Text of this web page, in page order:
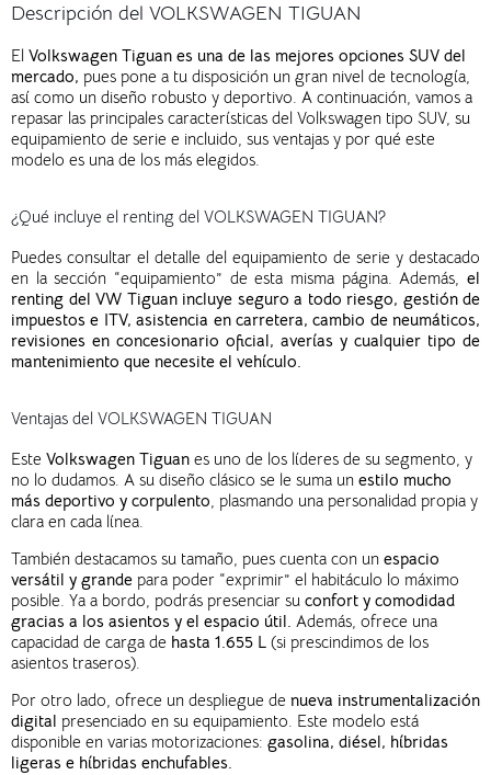
Descripción del VOLKSWAGEN TIGUAN
El Volkswagen Tiguan es una de las mejores opciones SUV del
mercado, pues pone a tu disposición un gran nivel de tecnología,
así como un diseño robusto y deportivo. A continuación, vamos a
repasar las principales características del Volkswagen tipo SUV, su
equipamiento de serie e incluido, sus ventajas y por qué este
modelo es una de los más elegidos.
¿Qué incluye el renting del VOLKSWAGEN TIGUAN?
Puedes consultar el detalle del equipamiento de serie y destacado
en la sección “equipamiento” de esta misma página. Además, el
renting del VW Tiguan incluye seguro a todo riesgo, gestión de
impuestos e ITV, asistencia en carretera, cambio de neumáticos,
revisiones en concesionario oficial, averías y cualquier tipo de
mantenimiento que necesite el vehículo.
Ventajas del VOLKSWAGEN TIGUAN
Este Volkswagen Tiguan es uno de los líderes de su segmento, y
no lo dudamos. A su diseño clásico se le suma un estilo mucho
más deportivo y corpulento, plasmando una personalidad propia y
clara en cada línea.
También destacamos su tamaño, pues cuenta con un espacio
versátil y grande para poder “exprimir” el habitáculo lo máximo
posible. Ya a bordo, podrás presenciar su confort y comodidad
gracias a los asientos y el espacio útil. Además, ofrece una
capacidad de carga de hasta 1.655 L (si prescindimos de los
asientos traseros).
Por otro lado, ofrece un despliegue de nueva instrumentalización
digital presenciado en su equipamiento. Este modelo está
disponible en varias motorizaciones: gasolina, diésel, híbridas
ligeras e híbridas enchufables.